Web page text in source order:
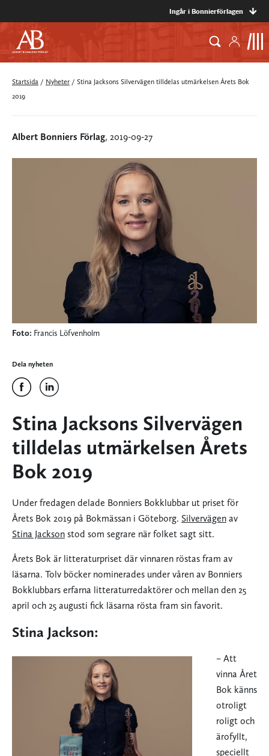
Ingår i Bonnierförlagen
Startsida / Nyheter / Stina Jacksons Silvervägen tilldelas utmärkelsen Årets Bok
2019
Albert Bonniers Förlag, 2019-09-27
Foto: Francis Löfvenholm
Dela nyheten
Stina Jacksons Silvervägen
tilldelas utmärkelsen Årets
Bok 2019
Under fredagen delade Bonniers Bokklubbar ut priset för
Årets Bok 2019 på Bokmässan i Göteborg. Silvervägen av
Stina Jackson stod som segrare när folket sagt sitt.
Årets Bok är litteraturpriset där vinnaren röstas fram av
läsarna. Tolv böcker nominerades under våren av Bonniers
Bokklubbars erfarna litteraturredaktörer och mellan den 25
april och 25 augusti fick läsarna rösta fram sin favorit.
Stina Jackson:
– Att
vinna Året
Bok känns
otroligt
roligt och
ärofyllt,
speciellt